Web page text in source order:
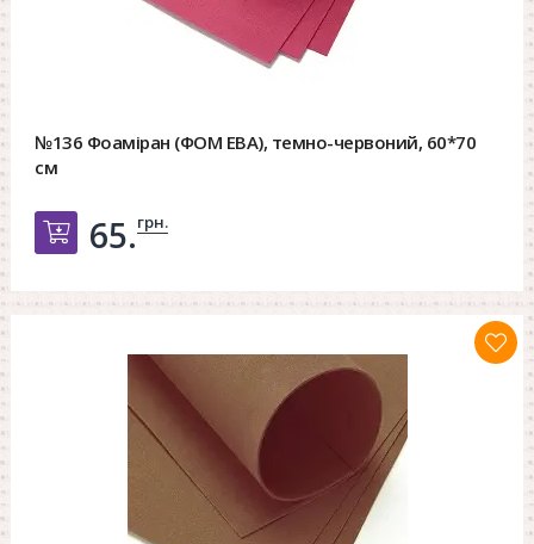
№136 Фоаміран (ФОМ ЕВА), темно-червоний, 60*70
см
Добавить в корзину
65.грн.